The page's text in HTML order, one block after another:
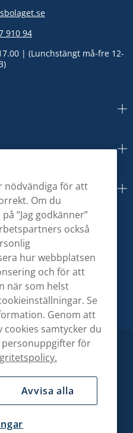
910 94
| (Lunchstängt må-fre 12-
nödvändiga för att
Om du
”Jag godkänner”
också
hur webbplatsen
och för att
när som helst
Se
Genom att
cookies samtycker du
personuppgifter för
Avvisa alla